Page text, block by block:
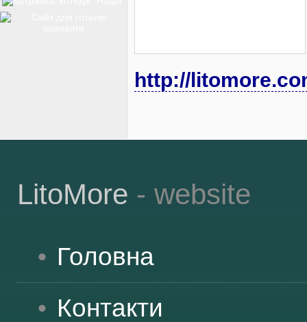
БАЗИ ВІДПОЧИНКУ
АКЦІЇ
http://
LitoMore - website
Головна
Контакти